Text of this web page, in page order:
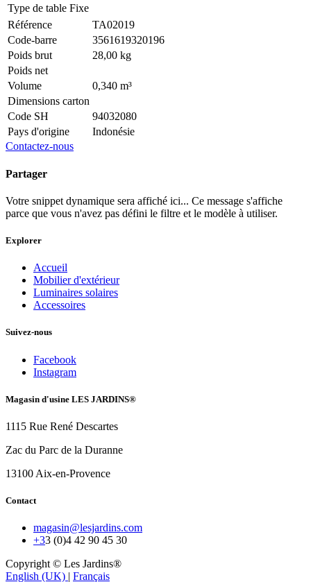
Type de table Fixe
Référence
TA02019
Code-barre
3561619320196
Poids brut
28,00 kg
Poids net
Volume
0,340 m³
Dimensions carton
Code SH
94032080
Pays d'origine
Indonésie
Contactez-nous
Partager
Votre snippet dynamique sera affiché ici... Ce message s'affiche
parce que vous n'avez pas défini le filtre et le modèle à utiliser.
Explorer
Accueil
Mobilier d'extérieur
Luminaires solaires
Accessoires
Suivez-nous
Facebook
Instagram
Magasin d'usine LES JARDINS®
1115 Rue René Descartes
Zac du Parc de la Duranne
13100 Aix-en-Provence
Contact
magasin@lesjardins.com
+33 (0)4 42 90 45 30
Copyright © Les Jardins®
English (UK) | Français